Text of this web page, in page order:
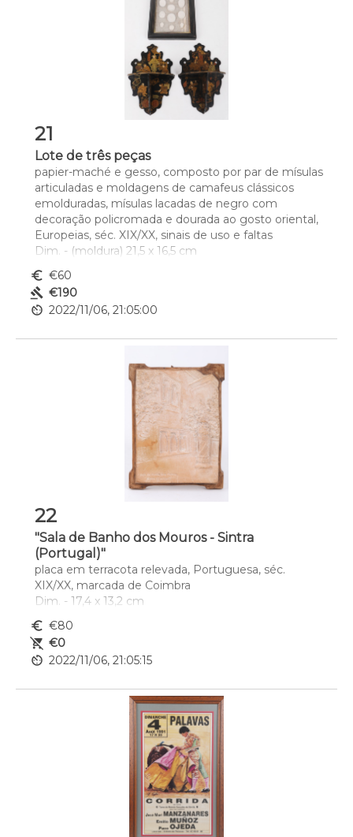
21
Lote de três peças
papier-maché e gesso, composto por par de mísulas
articuladas e moldagens de camafeus clássicos
emolduradas, mísulas lacadas de negro com
decoração policromada e dourada ao gosto oriental,
Europeias, séc. XIX/XX, sinais de uso e faltas
Dim. - (moldura) 21,5 x 16,5 cm
euro_symbol €60
gavel €190
av_timer 2022/11/06, 21:05:00
22
"Sala de Banho dos Mouros - Sintra
(Portugal)"
placa em terracota relevada, Portuguesa, séc.
XIX/XX, marcada de Coimbra
Dim. - 17,4 x 13,2 cm
euro_symbol €80
remove_shopping_cart €0
av_timer 2022/11/06, 21:05:15